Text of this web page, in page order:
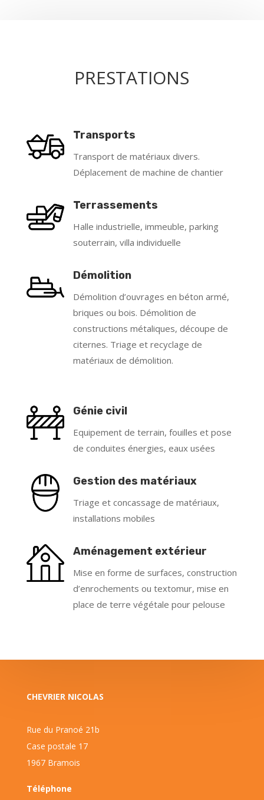
PRESTATIONS
Transports
Transport de matériaux divers.
Déplacement de machine de chantier
Terrassements
Halle industrielle, immeuble, parking
souterrain, villa individuelle
Démolition
Démolition d’ouvrages en béton armé,
briques ou bois. Démolition de
constructions métaliques, découpe de
citernes. Triage et recyclage de
matériaux de démolition.
Génie civil
Equipement de terrain, fouilles et pose
de conduites énergies, eaux usées
Gestion des matériaux
Triage et concassage de matériaux,
installations mobiles
Aménagement extérieur
Mise en forme de surfaces, construction
d’enrochements ou textomur, mise en
place de terre végétale pour pelouse
CHEVRIER NICOLAS
Rue du Pranoé 21b
Case postale 17
1967 Bramois
Téléphone